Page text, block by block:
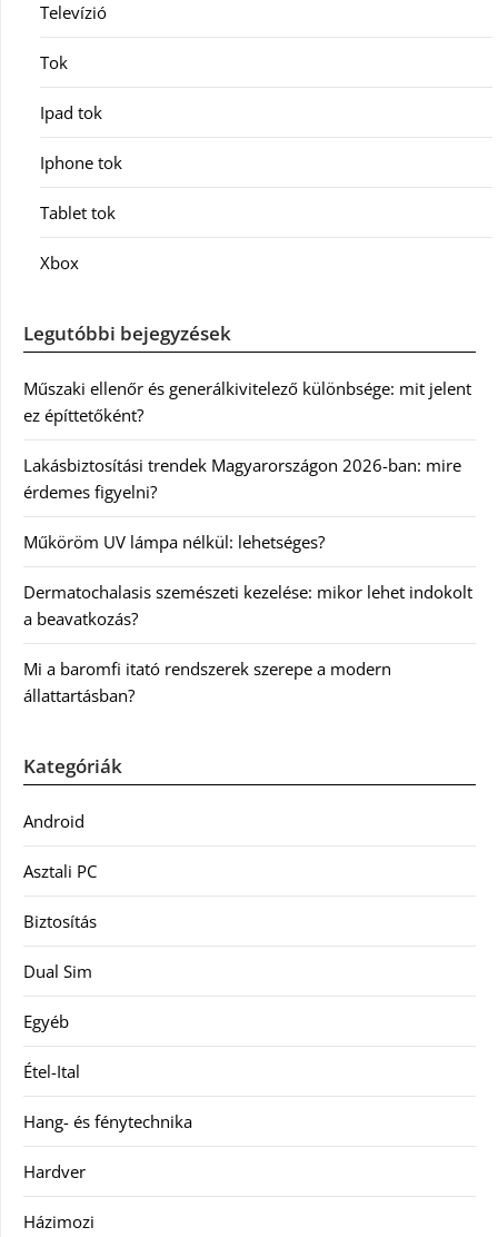
Televízió
Tok
Ipad tok
Iphone tok
Tablet tok
Xbox
Legutóbbi bejegyzések
Műszaki ellenőr és generálkivitelező különbsége: mit jelent
ez építtetőként?
Lakásbiztosítási trendek Magyarországon 2026-ban: mire
érdemes figyelni?
Műköröm UV lámpa nélkül: lehetséges?
Dermatochalasis szemészeti kezelése: mikor lehet indokolt
a beavatkozás?
Mi a baromfi itató rendszerek szerepe a modern
állattartásban?
Kategóriák
Android
Asztali PC
Biztosítás
Dual Sim
Egyéb
Étel-Ital
Hang- és fénytechnika
Hardver
Házimozi